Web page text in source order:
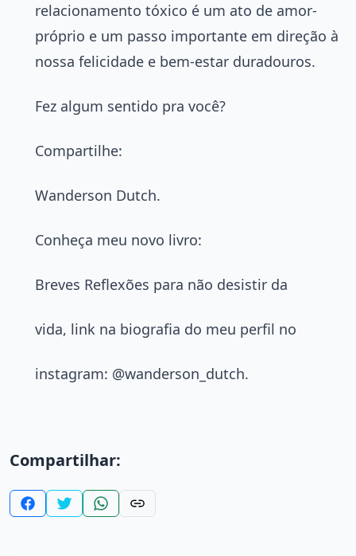
relacionamento tóxico é um ato de amor-
próprio e um passo importante em direção à
nossa felicidade e bem-estar duradouros.
Fez algum sentido pra você?
Compartilhe:
Wanderson Dutch.
Conheça meu novo livro:
Breves Reflexões para não desistir da
vida, link na biografia do meu perfil no
instagram: @wanderson_dutch.
Compartilhar: